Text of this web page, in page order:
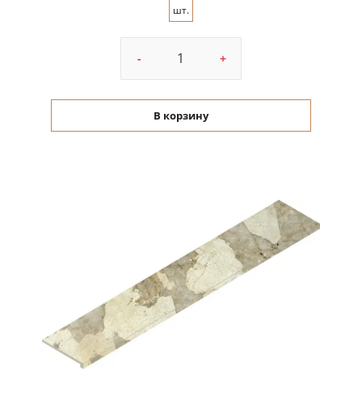
шт.
- +
В корзину